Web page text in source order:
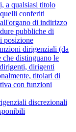
a qualsiasi titolo
conferiti
di indirizzo
pubbliche di
posizione
dirigenziali (da
che distinguano le
dirigenti
titolari di
con funzioni
discrezionali